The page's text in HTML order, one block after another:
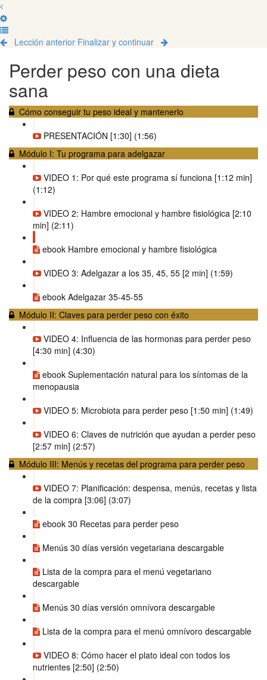
Lección anterior Finalizar y continuar
Perder peso con una dieta
sana
Cómo conseguir tu peso ideal y mantenerlo
PRESENTACIÓN [1:30] (1:56)
Módulo I: Tu programa para adelgazar
VIDEO 1: Por qué este programa sí funciona [1:12 min]
(1:12)
VIDEO 2: Hambre emocional y hambre fisiológica [2:10
min] (2:11)
ebook Hambre emocional y hambre fisiológica
VIDEO 3: Adelgazar a los 35, 45, 55 [2 min] (1:59)
ebook Adelgazar 35-45-55
Módulo II: Claves para perder peso con éxito
VIDEO 4: Influencia de las hormonas para perder peso
[4:30 min] (4:30)
ebook Suplementación natural para los síntomas de la
menopausia
VIDEO 5: Microbiota para perder peso [1:50 min] (1:49)
VIDEO 6: Claves de nutrición que ayudan a perder peso
[2:57 min] (2:57)
Módulo III: Menús y recetas del programa para perder peso
VIDEO 7: Planificación: despensa, menús, recetas y lista
de la compra [3:06] (3:07)
ebook 30 Recetas para perder peso
Menús 30 días versión vegetariana descargable
Lista de la compra para el menú vegetariano
descargable
Menús 30 días versión omnívora descargable
Lista de la compra para el menú omnívoro descargable
VIDEO 8: Cómo hacer el plato ideal con todos los
nutrientes [2:50] (2:50)